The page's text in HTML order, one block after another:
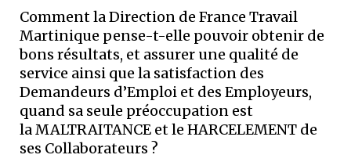
Comment la Direction de France Travail
Martinique pense-t-elle pouvoir obtenir de
bons résultats, et assurer une qualité de
service ainsi que la satisfaction des
Demandeurs d’Emploi et des Employeurs,
quand sa seule préoccupation est
la MALTRAITANCE et le HARCELEMENT de
ses Collaborateurs ?